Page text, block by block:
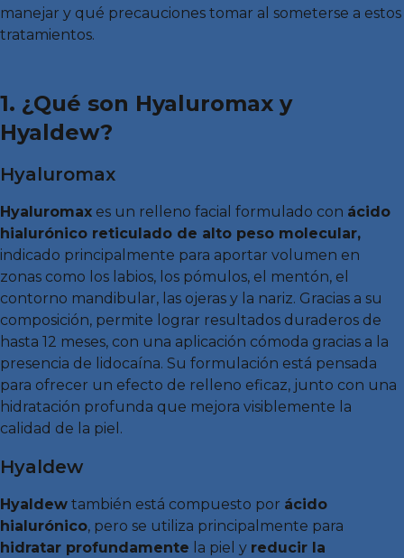
manejar y qué precauciones tomar al someterse a estos
tratamientos.
1. ¿Qué son Hyaluromax y
Hyaldew?
Hyaluromax
Hyaluromax es un relleno facial formulado con ácido
hialurónico reticulado de alto peso molecular,
indicado principalmente para aportar volumen en
zonas como los labios, los pómulos, el mentón, el
contorno mandibular, las ojeras y la nariz. Gracias a su
composición, permite lograr resultados duraderos de
hasta 12 meses, con una aplicación cómoda gracias a la
presencia de lidocaína. Su formulación está pensada
para ofrecer un efecto de relleno eficaz, junto con una
hidratación profunda que mejora visiblemente la
calidad de la piel.
Hyaldew
Hyaldew también está compuesto por ácido
hialurónico, pero se utiliza principalmente para
hidratar profundamente la piel y reducir la